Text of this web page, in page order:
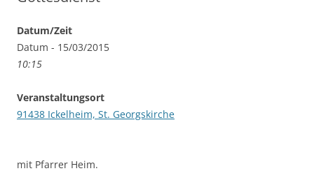
Datum/Zeit
Datum - 15/03/2015
10:15
Veranstaltungsort
91438 Ickelheim, St. Georgskirche
mit Pfarrer Heim.